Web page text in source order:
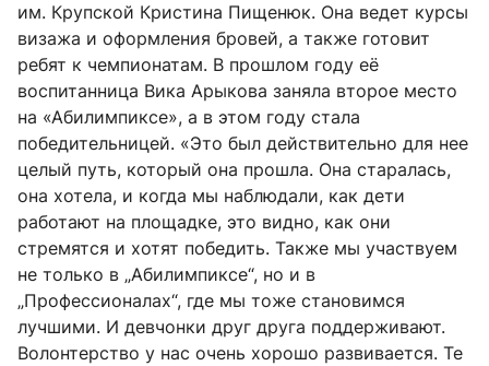
им. Крупской Кристина Пищенюк. Она ведет курсы
визажа и оформления бровей, а также готовит
ребят к чемпионатам. В прошлом году её
воспитанница Вика Арыкова заняла второе место
на «Абилимпиксе», а в этом году стала
победительницей. «Это был действительно для нее
целый путь, который она прошла. Она старалась,
она хотела, и когда мы наблюдали, как дети
работают на площадке, это видно, как они
стремятся и хотят победить. Также мы участвуем
не только в „Абилимпиксе“, но и в
„Профессионалах“, где мы тоже становимся
лучшими. И девчонки друг друга поддерживают.
Волонтерство у нас очень хорошо развивается. Те